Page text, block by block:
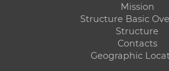
Mission
Structure Basic
Structure
Contacts
Geographic